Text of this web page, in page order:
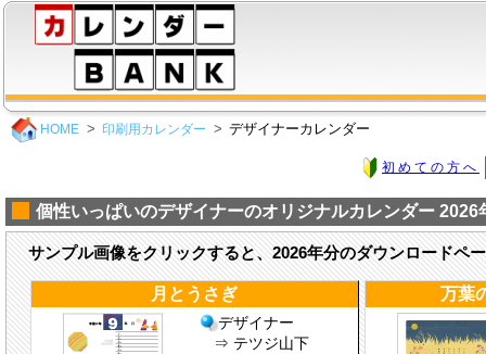
HOME 印刷用カレンダー デザイナーカレンダー
初めての方へ
個性いっぱいのデザイナーのオリジナルカレンダー 2026
サンプル画像をクリックすると、2026年分のダウンロードペ
月とうさぎ
デザイナー
⇒ テツジ山下
万葉